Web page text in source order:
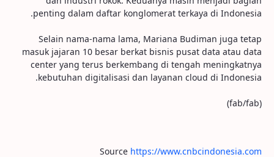
penting dalam daftar konglomerat terkaya di Indonesia.
Selain nama-nama lama, Mariana Budiman juga tetap
masuk jajaran 10 besar berkat bisnis pusat data atau data
center yang terus berkembang di tengah meningkatnya
kebutuhan digitalisasi dan layanan cloud di Indonesia.
(fab/fab)
Source https://www.cnbcindonesia.com